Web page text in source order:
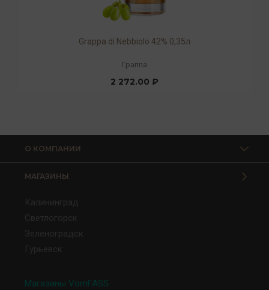
Grappa di Nebbiolo 42% 0,35л
Граппа
2 272.00 ₽
О КОМПАНИИ
МАГАЗИНЫ
Калининград
Светлогорск
Зеленоградск
Гурьевск
Магазины VomFASS